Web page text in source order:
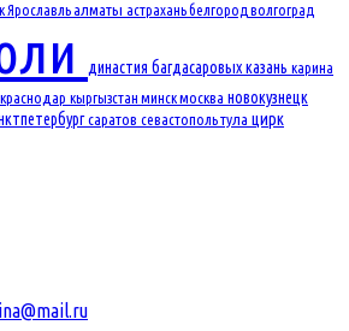
Ярославльалматы астраханьбелгород волгоград
династия багдасаровыхказань карина
краснодар кыргызстан минскмосква новокузнецк
саратов севастопольтула цирк